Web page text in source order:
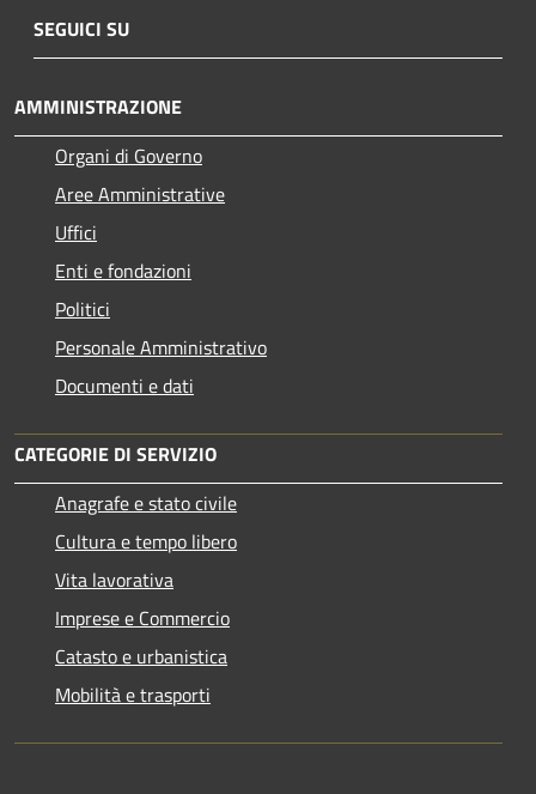
SEGUICI SU
AMMINISTRAZIONE
Organi di Governo
Aree Amministrative
Uffici
Enti e fondazioni
Politici
Personale Amministrativo
Documenti e dati
CATEGORIE DI SERVIZIO
Anagrafe e stato civile
Cultura e tempo libero
Vita lavorativa
Imprese e Commercio
Catasto e urbanistica
Mobilità e trasporti